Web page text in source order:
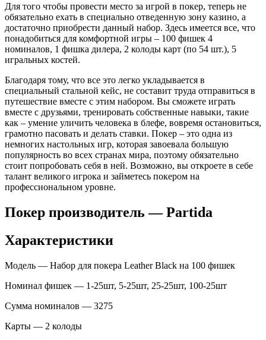
Для того чтобы провести место за игрой в покер, теперь не
обязательно ехать в специально отведенную зону казино, а
достаточно приобрести данный набор. Здесь имеется все, что
понадобиться для комфортной игры – 100 фишек 4
номиналов, 1 фишка дилера, 2 колоды карт (по 54 шт.), 5
игральных костей.
Благодаря тому, что все это легко укладывается в
специальный стальной кейс, не составит труда отправиться в
путешествие вместе с этим набором. Вы сможете играть
вместе с друзьями, тренировать собственные навыки, такие
как – умение уличить человека в блефе, вовремя остановиться,
грамотно пасовать и делать ставки. Покер – это одна из
немногих настольных игр, которая завоевала большую
популярность во всех странах мира, поэтому обязательно
стоит попробовать себя в ней. Возможно, вы откроете в себе
талант великого игрока и займетесь покером на
профессиональном уровне.
Покер производитель — Partida
Характеристики
Модель — Набор для покера Leather Black на 100 фишек
Номинал фишек — 1-25шт, 5-25шт, 25-25шт, 100-25шт
Сумма номиналов — 3275
Карты — 2 колоды